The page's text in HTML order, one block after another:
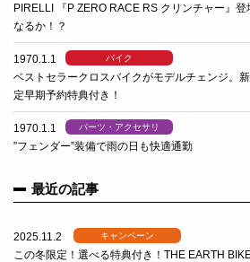
PIRELLI 『P ZERO RACE RS クリンチャー』
なるか！？
1970.1.1 バイク
ベストセラークロスバイクがモデルチェンジ。
定早期予約特典付き！
1970.1.1 パーツ・アクセサリ
”フェンダー”装備で雨の日も快適通勤
最近の記事
2025.11.2 キャンペーン
この冬限定！選べる特典付き！THE EARTH